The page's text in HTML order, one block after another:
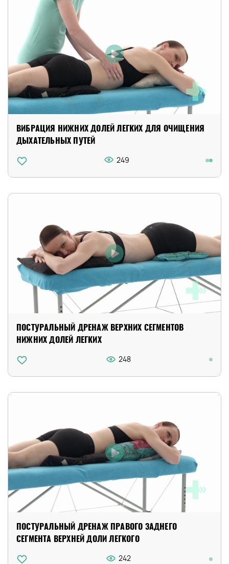
ВИБРАЦИЯ НИЖНИХ ДОЛЕЙ ЛЕГКИХ ДЛЯ ОЧИЩЕНИЯ
ДЫХАТЕЛЬНЫХ ПУТЕЙ
249
ПОСТУРАЛЬНЫЙ ДРЕНАЖ ВЕРХНИХ СЕГМЕНТОВ
НИЖНИХ ДОЛЕЙ ЛЕГКИХ
248
ПОСТУРАЛЬНЫЙ ДРЕНАЖ ПРАВОГО ЗАДНЕГО
СЕГМЕНТА ВЕРХНЕЙ ДОЛИ ЛЕГКОГО
242